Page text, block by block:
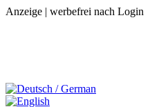
Anzeige | werbefrei nach Login